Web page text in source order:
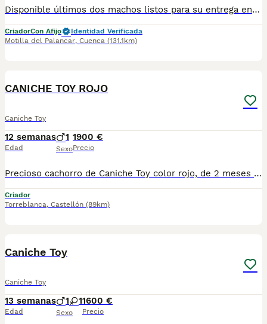
Disponible últimos dos machos listos para su entrega entregan vacunado y desparasitado con garantías por escrito información vía WhatsApp, calidad, pelo y color criado con mucho amor
CriadorCon Afijo
Identidad Verificada
Motilla del Palancar, Cuenca (131.1km)
CANICHE TOY ROJO
Caniche Toy
12 semanas
Edad
1
Sexo
1900 €
Precio
Precioso cachorro de Caniche Toy color rojo, de 2 meses de edad, criado en un entorno familiar, con toda la atención y cuidados necesarios para garantizar su bienestar y excelente socialización. El cachorro se entrega con todas las garantías sanitarias, vacunaciones al día y desparasitación; además dispone de la documentación correspondiente al LOE. Cachorro ideal para quienes buscan un compañero cariñoso, inteligente y de tamaño reducido. Si deseas más información, fotografías o concertar una visita, no dudes en ponerte en contacto. Una oportunidad única para incorporar a tu familia un maravilloso Caniche Toy rojo. ❤️🐾
Criador
Torreblanca, Castellón (89km)
Caniche Toy
Caniche Toy
13 semanas
Edad
1 1
Sexo
1600 €
Precio